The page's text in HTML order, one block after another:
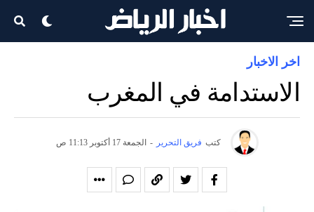
اخر الاخبار
الاستدامة في المغرب
كتب فريق التحرير - الجمعة 17 أكتوبر 11:13 ص